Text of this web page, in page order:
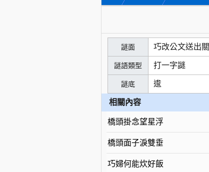
謎面 巧改公文送出關
謎語類型 打一字謎
謎底 逡
相關內容
橋頭掛念望星浮
橋頭面子淚雙垂
巧婦何能炊好飯